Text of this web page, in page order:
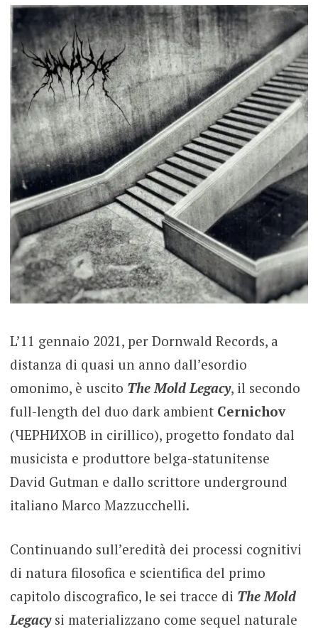
L’11 gennaio 2021, per Dornwald Records, a
distanza di quasi un anno dall’esordio
omonimo, è uscito The Mold Legacy, il secondo
full-length del duo dark ambient Cernichov
(ЧЕРНИХОВ in cirillico), progetto fondato dal
musicista e produttore belga-statunitense
David Gutman e dallo scrittore underground
italiano Marco Mazzucchelli.
Continuando sull’eredità dei processi cognitivi
di natura filosofica e scientifica del primo
capitolo discografico, le sei tracce di The Mold
Legacysi materializzano come sequel naturale